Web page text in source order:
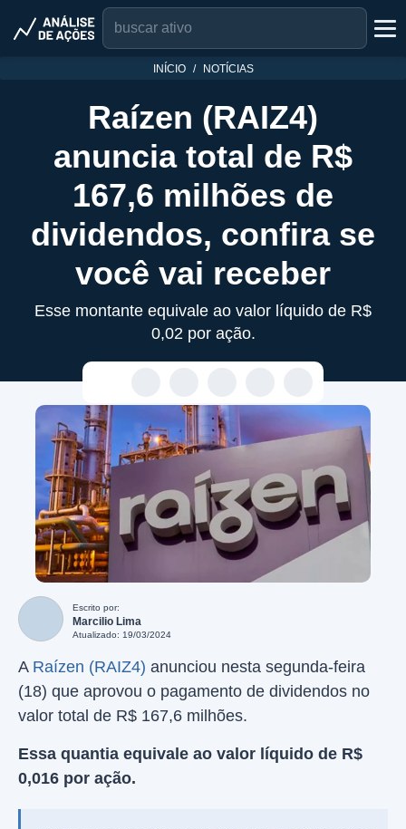
INÍCIO NOTÍCIAS
Raízen (RAIZ4)
anuncia total de R$
167,6 milhões de
dividendos, confira se
você vai receber
Esse montante equivale ao valor líquido de R$
0,02 por ação.
Escrito por:
Marcilio Lima
Atualizado: 19/03/2024
A Raízen (RAIZ4) anunciou nesta segunda-feira
(18) que aprovou o pagamento de dividendos no
valor total de R$ 167,6 milhões.
Essa quantia equivale ao valor líquido de R$
0,016 por ação.